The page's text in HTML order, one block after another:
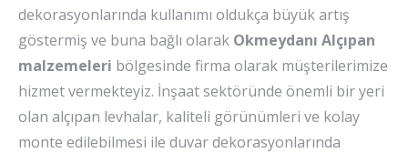
dekorasyonlarında kullanımı oldukça büyük artış
göstermiş ve buna bağlı olarak Okmeydanı Alçıpan
malzemeleri bölgesinde firma olarak müşterilerimize
hizmet vermekteyiz. İnşaat sektöründe önemli bir yeri
olan alçıpan levhalar, kaliteli görünümleri ve kolay
monte edilebilmesi ile duvar dekorasyonlarında